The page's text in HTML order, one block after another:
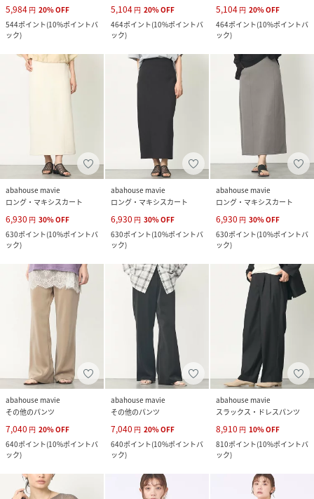
5,984 円 20%OFF
544ポイント(10%ポイントバ
ック)
5,104 円 20%OFF
464ポイント(10%ポイントバ
ック)
5,104 円 20%OFF
464ポイント(10%ポイントバ
ック)
abahouse mavie
ロング・マキシスカート
6,930 円 30%OFF
630ポイント(10%ポイントバ
ック)
abahouse mavie
ロング・マキシスカート
6,930 円 30%OFF
630ポイント(10%ポイントバ
ック)
abahouse mavie
ロング・マキシスカート
6,930 円 30%OFF
630ポイント(10%ポイントバ
ック)
abahouse mavie
その他のパンツ
7,040 円 20%OFF
640ポイント(10%ポイントバ
ック)
abahouse mavie
その他のパンツ
7,040 円 20%OFF
640ポイント(10%ポイントバ
ック)
abahouse mavie
スラックス・ドレスパンツ
8,910 円 10%OFF
810ポイント(10%ポイントバ
ック)